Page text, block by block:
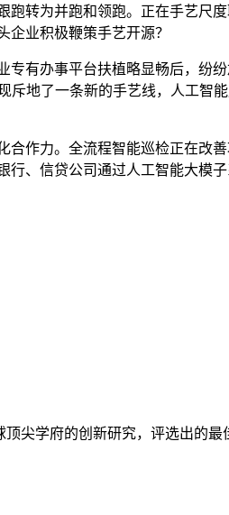
转为并跑和领跑。正在手艺
业积极鞭策手艺开源？
办事平台扶植略显畅后，纷
斥地了一条新的手艺线，人工
力。全流程智能巡检正在改
、信贷公司通过人工智能大模
尖学府的创新研究，评选出的